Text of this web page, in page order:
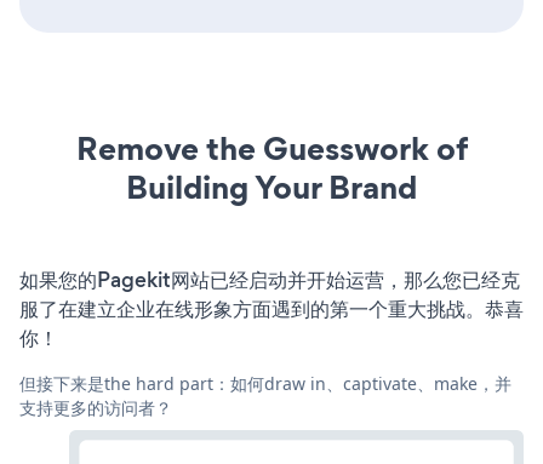
Remove the Guesswork of
Building Your Brand
如果您的Pagekit网站已经启动并开始运营，那么您已经克
服了在建立企业在线形象方面遇到的第一个重大挑战。恭喜
你！
但接下来是the hard part：如何draw in、captivate、make，并
支持更多的访问者？